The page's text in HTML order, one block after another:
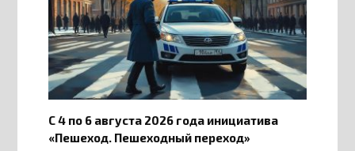
С 4 по 6 августа 2026 года инициатива
«Пешеход. Пешеходный переход»